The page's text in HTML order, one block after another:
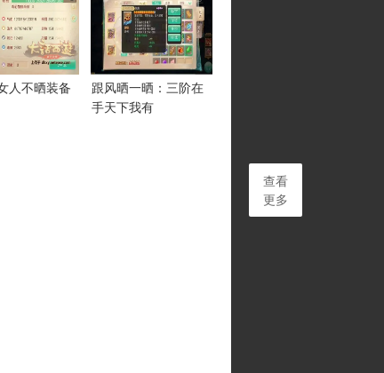
人不晒装备
跟风晒一晒：三阶在
手天下我有
查看
更多